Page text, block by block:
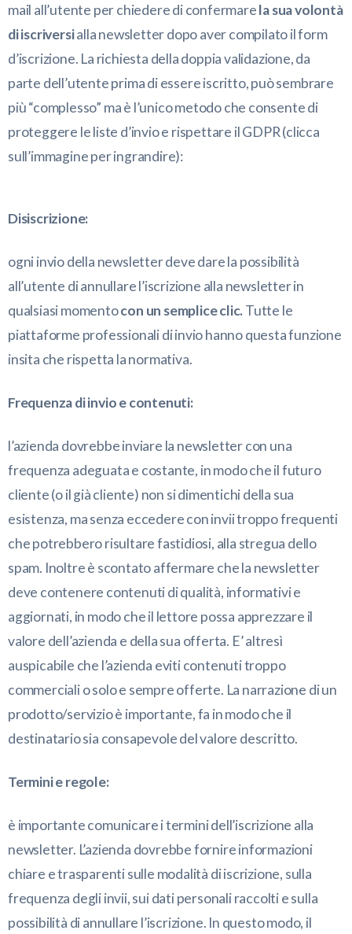
mail all’utente per chiedere di confermarela sua volontà
di iscriversialla newsletter dopo aver compilato il form
d’iscrizione. La richiesta della doppia validazione, da
parte dell’utente prima di essere iscritto, può sembrare
più “complesso” ma è l’unico metodo che consente di
proteggere le liste d’invio e rispettare il GDPR (clicca
sull’immagine per ingrandire):
Disiscrizione:
ogni invio della newsletter deve dare la possibilità
all’utente di annullare l’iscrizione alla newsletter in
qualsiasi momentocon un semplice clic.Tutte le
piattaforme professionali di invio hanno questa funzione
insita che rispetta la normativa.
Frequenza di invio e contenuti:
l’azienda dovrebbe inviare la newsletter con una
frequenza adeguata e costante, in modo che il futuro
cliente (o il già cliente) non si dimentichi della sua
esistenza, ma senza eccedere con invii troppo frequenti
che potrebbero risultare fastidiosi, alla stregua dello
spam. Inoltre è scontato affermare che la newsletter
deve contenere contenuti di qualità, informativi e
aggiornati, in modo che il lettore possa apprezzare il
valore dell’azienda e della sua offerta. E’ altresì
auspicabile che l’azienda eviti contenuti troppo
commerciali o solo e sempre offerte. La narrazione di un
prodotto/servizio è importante, fa in modo che il
destinatario sia consapevole del valore descritto.
Termini e regole:
è importante comunicare i termini dell’iscrizione alla
newsletter. L’azienda dovrebbe fornire informazioni
chiare e trasparenti sulle modalità di iscrizione, sulla
frequenza degli invii, sui dati personali raccolti e sulla
possibilità di annullare l’iscrizione. In questo modo, il